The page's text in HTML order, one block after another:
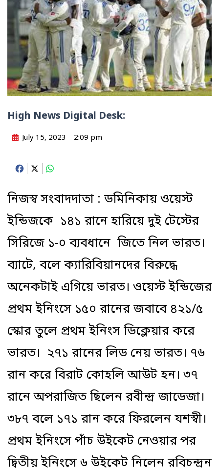
High News Digital Desk:
July 15, 2023 2:09 pm
Facebook
X WhatsApp
নিজস্ব সংবাদদাতা : ডমিনিকায় ওয়েস্ট
ইন্ডিজকে ১৪১ রানে হারিয়ে দুই টেস্টের
সিরিজে ১-০ ব্যবধানে জিতে নিল ভারত।
ব্যাটে, বলে ক্যারিবিয়ানদের বিরুদ্ধে
অনেকটাই এগিয়ে ভারত। ওয়েস্ট ইন্ডিজের
প্রথম ইনিংসে ১৫০ রানের জবাবে ৪২১/৫
স্কোর তুলে প্রথম ইনিংস ডিক্লেয়ার করে
ভারত। ২৭১ রানের লিড নেয় ভারত। ৭৬
রান করে বিরাট কোহলি আউট হন। ৩৭
রানে অপরাজিত ছিলেন রবীন্দ্র জাডেজা।
৩৮৭ বলে ১৭১ রান করে ফিরলেন যশস্বী।
প্রথম ইনিংসে পাঁচ উইকেট নেওয়ার পর
দ্বিতীয় ইনিংসে ৬ উইকেট নিলেন রবিচন্দ্রন